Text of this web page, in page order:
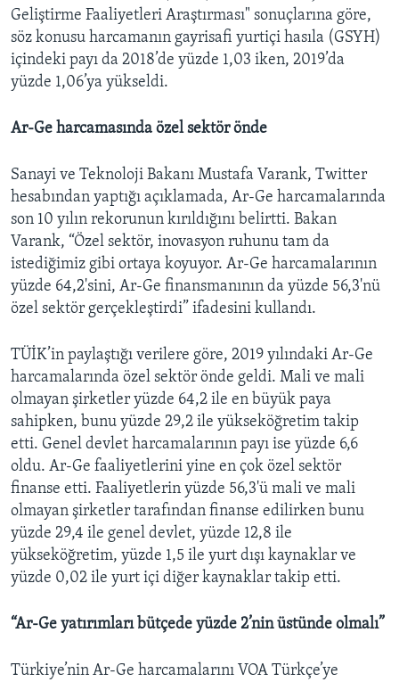
Geliştirme Faaliyetleri Araştırması" sonuçlarına göre,
söz konusu harcamanın gayrisafi yurtiçi hasıla (GSYH)
içindeki payı da 2018’de yüzde 1,03 iken, 2019’da
yüzde 1,06’ya yükseldi.
Ar-Ge harcamasında özel sektör önde
Sanayi ve Teknoloji Bakanı Mustafa Varank, Twitter
hesabından yaptığı açıklamada, Ar-Ge harcamalarında
son 10 yılın rekorunun kırıldığını belirtti. Bakan
Varank, “Özel sektör, inovasyon ruhunu tam da
istediğimiz gibi ortaya koyuyor. Ar-Ge harcamalarının
yüzde 64,2'sini, Ar-Ge finansmanının da yüzde 56,3'nü
özel sektör gerçekleştirdi” ifadesini kullandı.
TÜİK’in paylaştığı verilere göre, 2019 yılındaki Ar-Ge
harcamalarında özel sektör önde geldi. Mali ve mali
olmayan şirketler yüzde 64,2 ile en büyük paya
sahipken, bunu yüzde 29,2 ile yükseköğretim takip
etti. Genel devlet harcamalarının payı ise yüzde 6,6
oldu. Ar-Ge faaliyetlerini yine en çok özel sektör
finanse etti. Faaliyetlerin yüzde 56,3'ü mali ve mali
olmayan şirketler tarafından finanse edilirken bunu
yüzde 29,4 ile genel devlet, yüzde 12,8 ile
yükseköğretim, yüzde 1,5 ile yurt dışı kaynaklar ve
yüzde 0,02 ile yurt içi diğer kaynaklar takip etti.
“Ar-Ge yatırımları bütçede yüzde 2’nin üstünde olmalı”
Türkiye’nin Ar-Ge harcamalarını VOA Türkçe’ye